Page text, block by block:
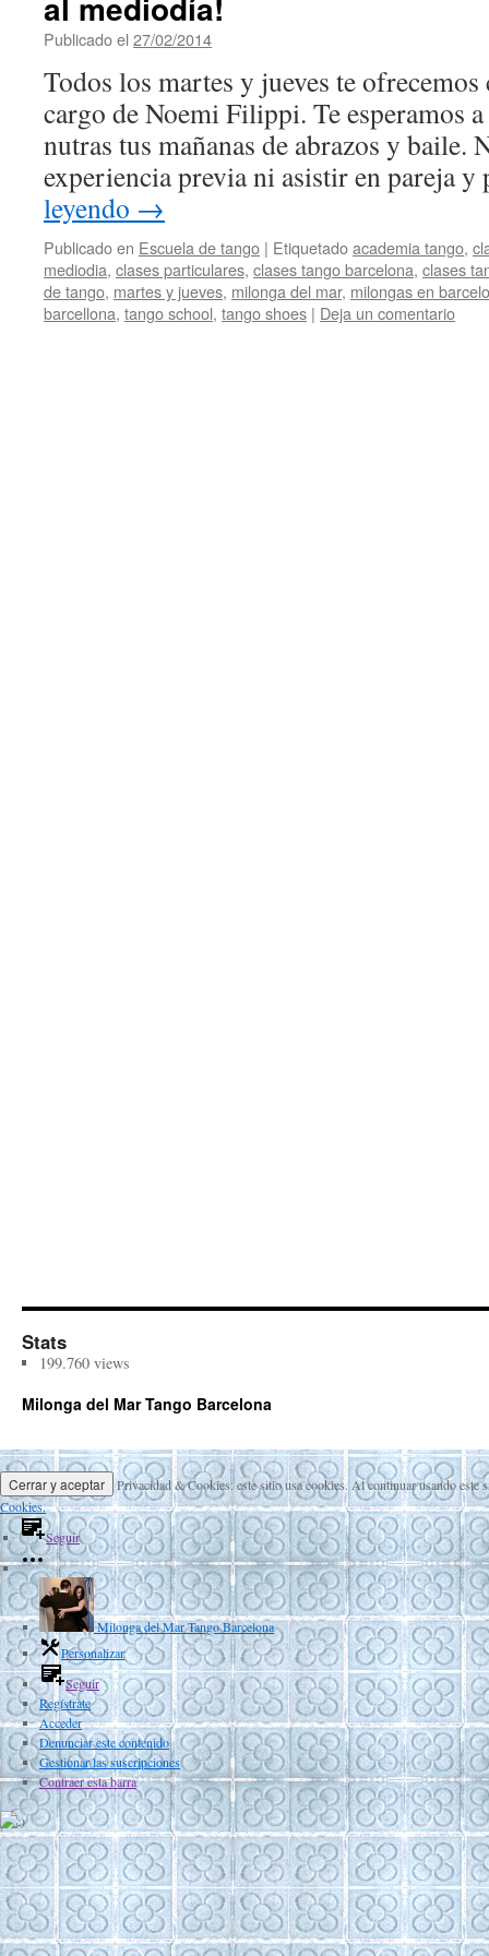
Publicado el 27/02/2014
Todos los martes y jueves te
cargo de Noemi Filippi. Te esperamos
nutras tus mañanas de abrazos y baile.
experiencia previa ni asistir en pareja
leyendo →
Publicado en Escuela de tango | Etiquetadoacademia tango,
mediodia, clases particulares, clases tango barcelona, clases
de tango, martes y jueves, milonga del mar, milongas en
barcellona, tango school, tango shoes | Deja un comentario
Stats
199.760 views
Milonga del Mar Tango Barcelona
Privacidad & Cookies: este sitio usa cookies. Al continuar usando este
Cookies.
Seguir
Milonga del Mar Tango Barcelona
Personalizar
Seguir
Regístrate
Acceder
Denunciar este contenido
Gestionar las suscripciones
Contraer esta barra